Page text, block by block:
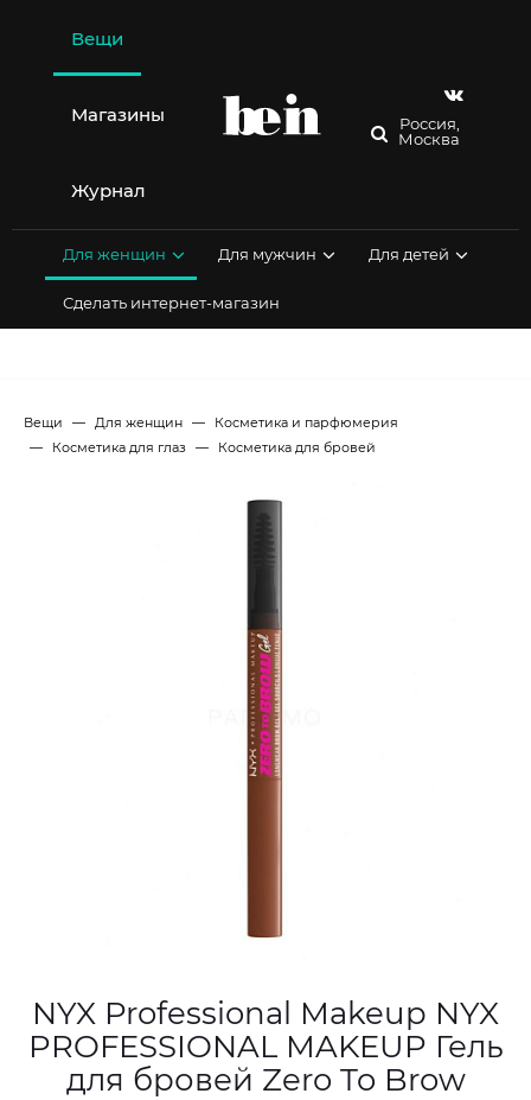
содержимому
Вещи
Магазины
Журнал
Россия,
Москва
Для женщин Для мужчин Для детей
Сделать интернет-магазин
Вещи Для женщин
Косметика и парфюмерия
Косметика для глаз
Косметика для бровей
NYX Professional Makeup NYX
PROFESSIONAL MAKEUP Гель
для бровей Zero To Brow